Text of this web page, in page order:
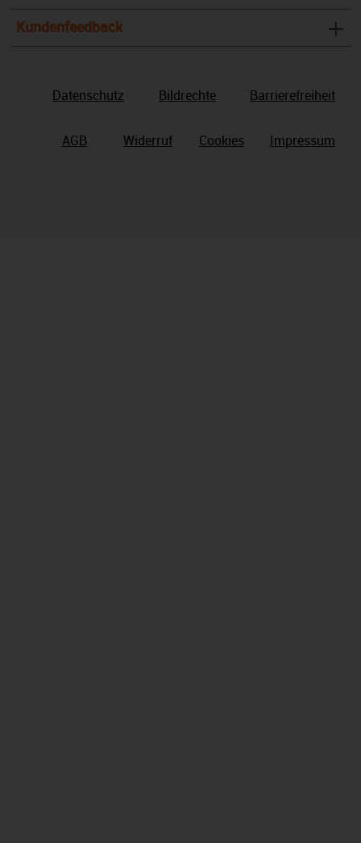
Kundenfeedback
Datenschutz Bildrechte Barrierefreiheit
AGB Widerruf Cookies Impressum